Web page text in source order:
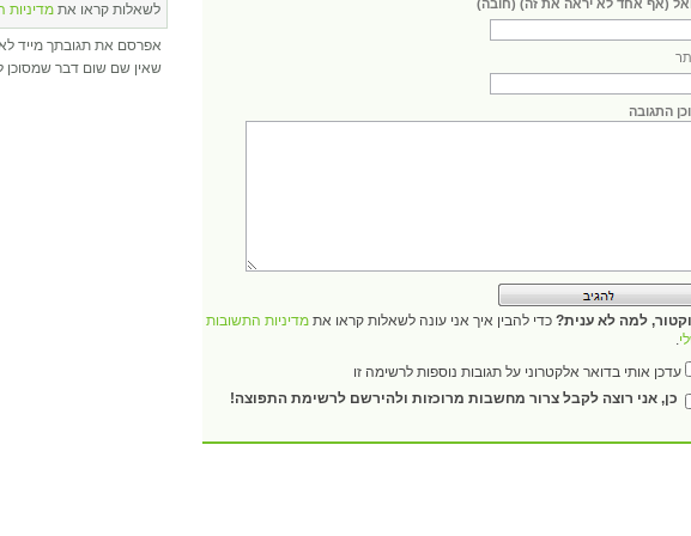
(אף אחד לא יראה את זה) (חובה)
התגובה
למה לא ענית? כדי להבין איך אני עונה לשאלות קראו את מדיניות התשובות
.
עדכן אותי בדואר אלקטרוני על תגובות נוספות לרשימה זו
כן, אני רוצה לקבל צרור מחשבות מרוכזות ולהירשם לרשימת התפוצה!
לשאלות קראו את מדיניות
אפרסם את תגובתך מייד
שאין שם שום דבר שמסוכן